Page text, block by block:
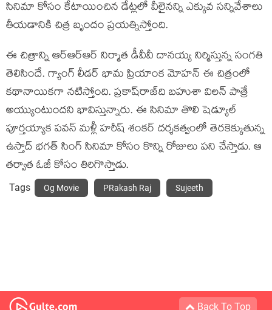
సినిమా కోసం కేటాయించిన డేట్ల‌లో వీలైన‌న్ని ఎక్కువ స‌న్నివేశాలు
తీయ‌డానికి చిత్ర బృందం ప్ర‌య‌త్నిస్తోంది.
ఈ చిత్రాన్ని ఆర్ఆర్ఆర్ నిర్మాత డీవీవీ దాన‌య్య నిర్మిస్తున్న సంగ‌తి
తెలిసిందే. గ్యాంగ్ లీడ‌ర్ భామ ప్రియాంక మోహ‌న్ ఈ చిత్రంలో
క‌థానాయిక‌గా న‌టిస్తోంది. ప్ర‌కాష్‌రాజ్‌ది బ‌హుశా విలన్ పాత్రే
అయ్యుంటుంద‌ని భావిస్తున్నారు. ఈ సినిమా తొలి షెడ్యూల్
పూర్త‌య్యాక ప‌వ‌న్ మ‌ళ్లీ హ‌రీష్ శంక‌ర్ ద‌ర్శ‌క‌త్వంలో తెర‌కెక్కుతున్న
ఉస్తాద్ భ‌గ‌త్ సింగ్ సినిమా కోసం కొన్ని రోజులు ప‌ని చేస్తాడు. ఆ
త‌ర్వాత ఓజీ కోసం తిరిగొస్తాడు.
Tags Og Movie PRakash Raj Sujeeth
Back To Top